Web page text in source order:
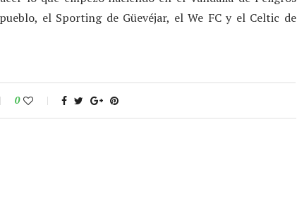
el Sporting de Güevéjar, el We FC y el Celtic de
0